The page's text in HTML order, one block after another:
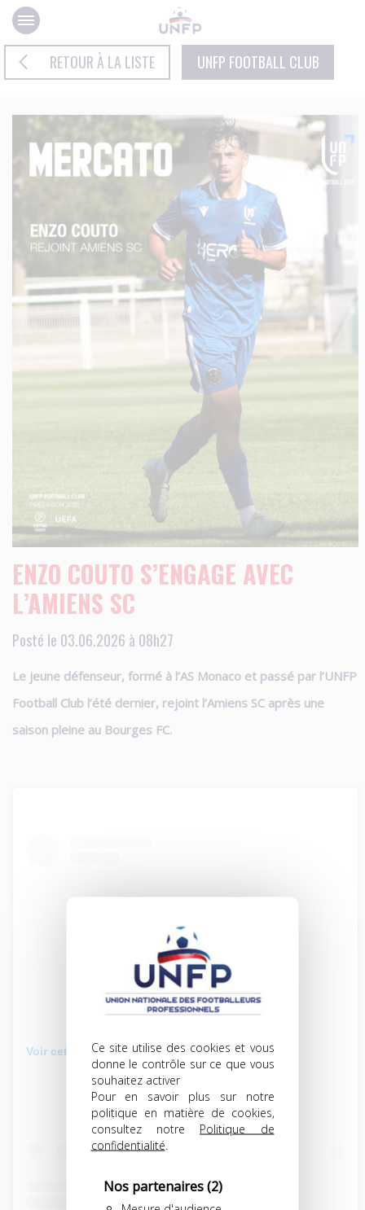
Panneau de gestion des cookies
Ce site utilise des cookies et vous
donne le contrôle sur ce que vous
souhaitez activer
Pour en savoir plus sur notre
politique en matière de cookies,
consultez notre Politique de
confidentialité
Nos partenaires(2)
RETOUR À LA LISTE UNFP FOOTBALL CLUB
ENZO COUTO S’ENGAGE AVEC
L’AMIENS SC
Posté le 03.06.2026 à 08h27
Le jeune défenseur, formé à l’AS Monaco et passé par l’UNFP
Football Club l’été dernier, rejoint l’Amiens SC après une
saison pleine au Bourges FC.
Voir cette publication sur Instagram